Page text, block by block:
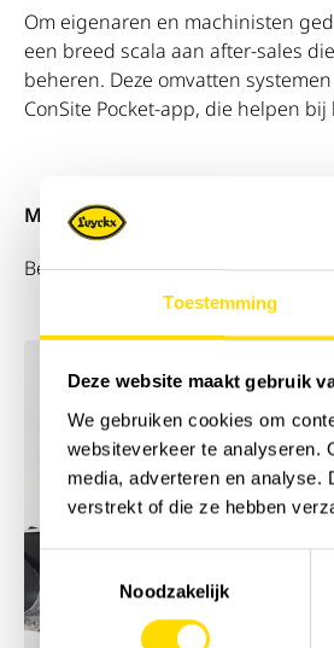
Toestemming
Deze website maakt gebruik
We gebruiken cookies om
websiteverkeer te analyseren.
media, adverteren en analyse.
verstrekt of die ze hebben
Noodzakelijk
Om eigenaren en machinisten
een breed scala aan after-sales
beheren. Deze omvatten
ConSite Pocket-app, die helpen
Meer weten?
Bekijkhierde specificaties van de